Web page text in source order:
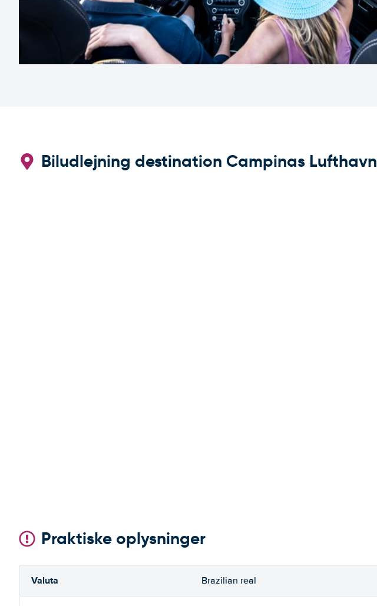
Biludlejning destination Campinas Lufthavn
Praktiske oplysninger
Valuta Brazilian real